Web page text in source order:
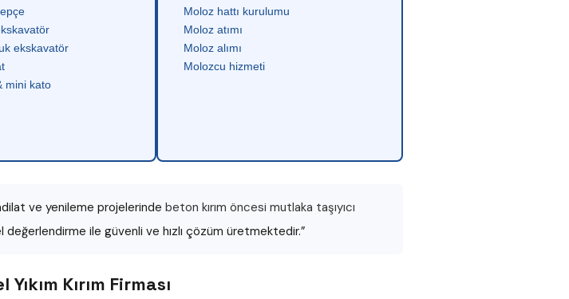
ekskavatör
mini kato
Moloz hattı kurulumu
Moloz atımı
Moloz alımı
Molozcu hizmeti
ve yenileme projelerinde beton kırım öncesi mutlaka taşıyıcı
değerlendirme ile güvenli ve hızlı çözüm üretmektedir.”
Kırım Firması